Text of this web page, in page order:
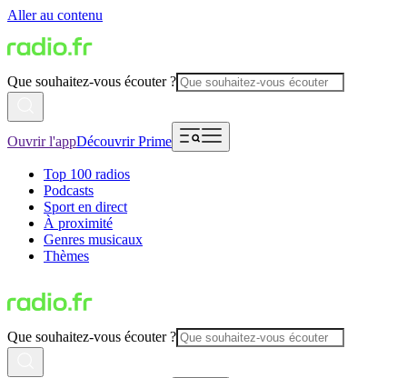
Aller au contenu
Que souhaitez-vous écouter ?
Ouvrir l'appDécouvrir Prime
Top 100 radios
Podcasts
Sport en direct
À proximité
Genres musicaux
Thèmes
Que souhaitez-vous écouter ?